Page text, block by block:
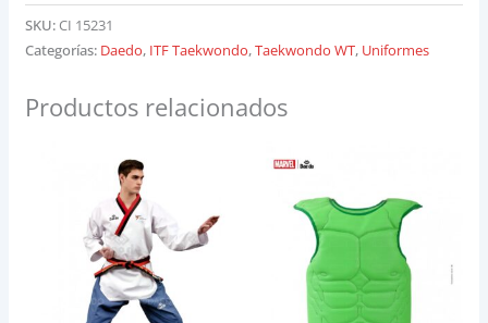
SKU: CI 15231
Categorías: Daedo, ITF Taekwondo,Taekwondo WT, Uniformes
Productos relacionados